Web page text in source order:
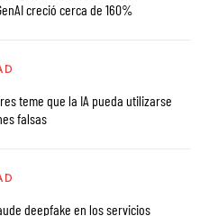
creció cerca de 160%
teme que la IA pueda utilizarse
falsas
deepfake en los servicios